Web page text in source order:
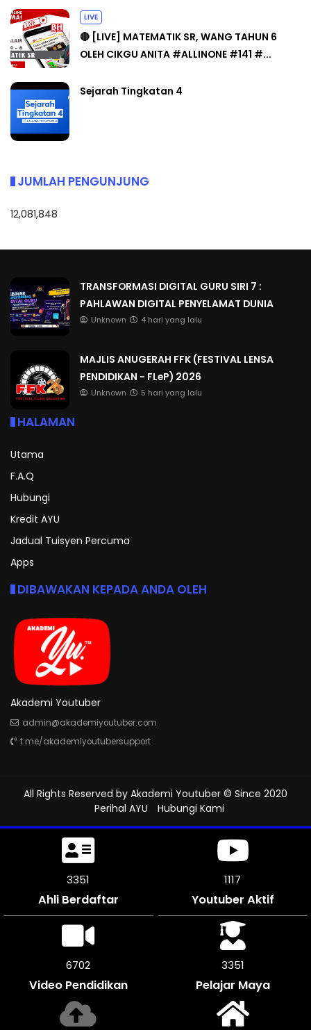
LIVE
🔴 [LIVE] MATEMATIK SR, WANG TAHUN 6
OLEH CIKGU ANITA #ALLINONE #141 #...
Sejarah Tingkatan 4
JUMLAH PENGUNJUNG
12,081,848
TRANSFORMASI DIGITAL GURU SIRI 7 :
PAHLAWAN DIGITAL PENYELAMAT DUNIA
Unknown 4 hari yang lalu
MAJLIS ANUGERAH FFK (FESTIVAL LENSA
PENDIDIKAN - FLeP) 2026
Unknown 5 hari yang lalu
HALAMAN
Utama
F.A.Q
Hubungi
Kredit AYU
Jadual Tuisyen Percuma
Apps
DIBAWAKAN KEPADA ANDA OLEH
Akademi Youtuber
admin@akademiyoutuber.com
t.me/akademiyoutubersupport
All Rights Reserved by Akademi Youtuber © Since 2020
Perihal AYU
Hubungi Kami
3627
Ahli Berdaftar
1208
Youtuber Aktif
7248
Video Pendidikan
3624
Pelajar Maya